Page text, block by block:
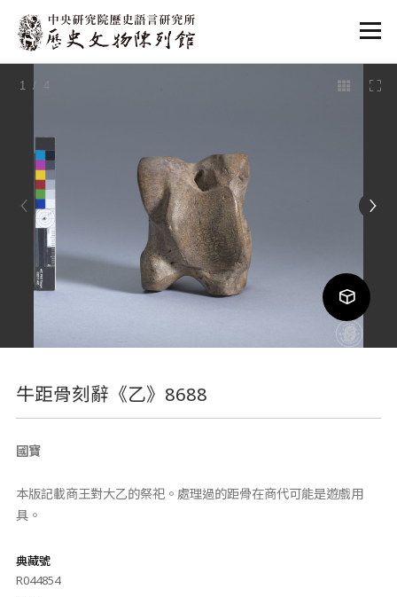
:::
1 / 4
牛距骨刻辭《乙》8688
國寶
本版記載商王對大乙的祭祀。處理過的距骨在商代可能是遊戲用
具。
典藏號
R044854